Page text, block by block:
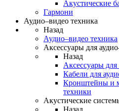
Акустические
Гармони
Аудио–видео техника
Назад
Аудио–видео техника
Аксессуары для
Назад
Аксессуары
Кабели для
Кронштейны и
техники
Акустические
Назад